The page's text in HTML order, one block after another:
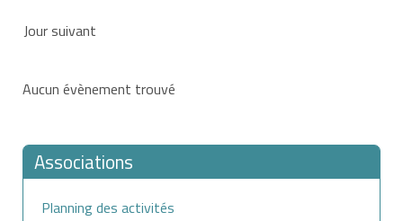
Jour suivant
Aucun évènement trouvé
Associations
Planning des activités